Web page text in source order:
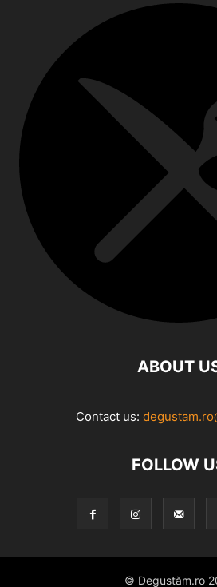
ABOUT
Contact us:
FOLLOW
© Degustăm.ro